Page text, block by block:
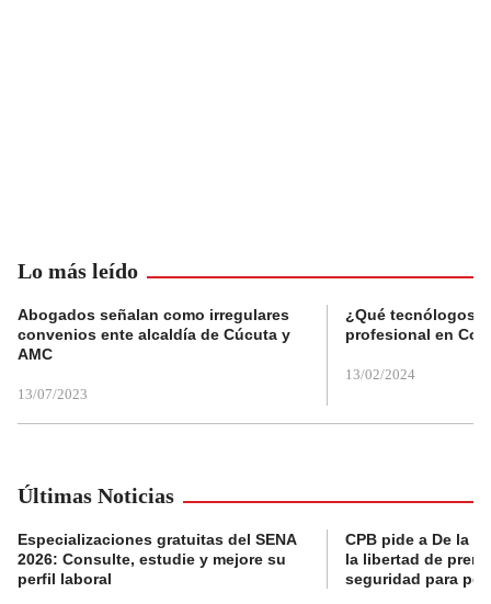
Lo más leído
Abogados señalan como irregulares
convenios ente alcaldía de Cúcuta y
AMC
13/07/2023
¿Qué tecnólogos
profesional en
13/02/2024
Últimas Noticias
Especializaciones gratuitas del SENA
2026: Consulte, estudie y mejore su
perfil laboral
CPB pide a De la
la libertad de
seguridad para